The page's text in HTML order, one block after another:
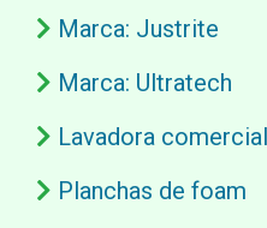
Marca: Justrite
Marca: Ultratech
Lavadora comercial
Planchas de foam